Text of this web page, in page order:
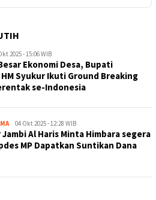
2025 - 15:06 WIB
Ekonomi Desa, Bupati
Syukur Ikuti Ground Breaking
se-Indonesia
Kejar
Kabar
04 Okt 2025 - 12:28 WIB
Al Haris Minta Himbara segera
MP Dapatkan Suntikan Dana